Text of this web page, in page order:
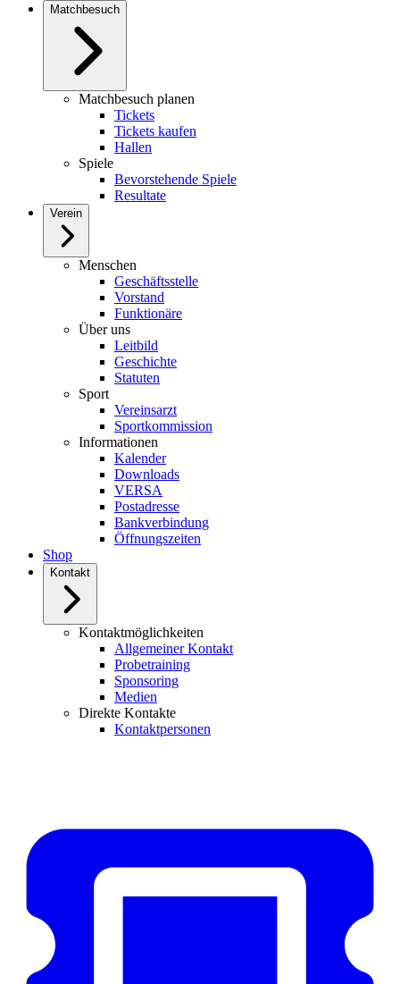
Matchbesuch
Matchbesuch planen
Tickets
Tickets kaufen
Hallen
Spiele
Bevorstehende Spiele
Resultate
Verein
Menschen
Geschäftsstelle
Vorstand
Funktionäre
Über uns
Leitbild
Geschichte
Statuten
Sport
Vereinsarzt
Sportkommission
Informationen
Kalender
Downloads
VERSA
Postadresse
Bankverbindung
Öffnungszeiten
Shop
Kontakt
Kontaktmöglichkeiten
Allgemeiner Kontakt
Probetraining
Sponsoring
Medien
Direkte Kontakte
Kontaktpersonen